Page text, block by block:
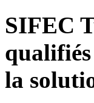
SIFEC
la